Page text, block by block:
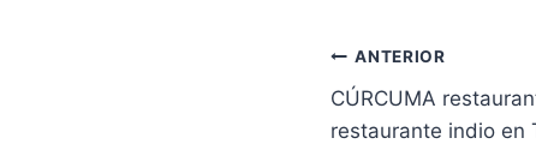
Navegación
de
ANTERIOR
CÚRCUMA
restaurante indio en